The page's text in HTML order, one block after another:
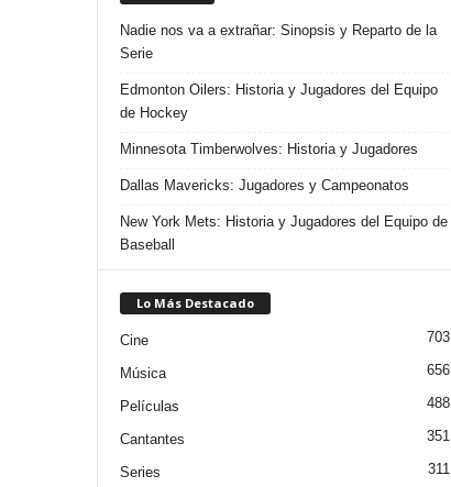
Nadie nos va a extrañar: Sinopsis y Reparto de la
Serie
Edmonton Oilers: Historia y Jugadores del Equipo
de Hockey
Minnesota Timberwolves: Historia y Jugadores
Dallas Mavericks: Jugadores y Campeonatos
New York Mets: Historia y Jugadores del Equipo de
Baseball
Lo Más Destacado
Cine 703
Música 656
Películas 488
Cantantes 351
Series 311